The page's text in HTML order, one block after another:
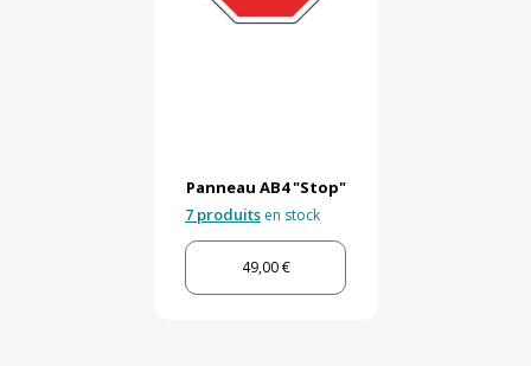
Panneau AB4 "Stop"
7 produits en stock
49,00 €